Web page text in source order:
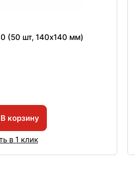
(50 шт, 140x140 мм)
В корзину
в 1 клик